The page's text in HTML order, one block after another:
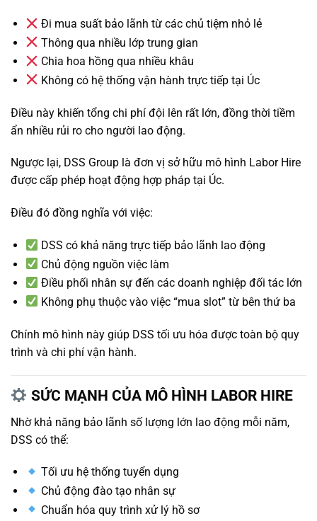
Đi mua suất bảo lãnh từ các chủ tiệm nhỏ lẻ
Thông qua nhiều lớp trung gian
Chia hoa hồng qua nhiều khâu
Không có hệ thống vận hành trực tiếp tại Úc
Điều này khiến tổng chi phí đội lên rất lớn, đồng thời tiềm
ẩn nhiều rủi ro cho người lao động.
Ngược lại, DSS Group là đơn vị sở hữu mô hình Labor Hire
được cấp phép hoạt động hợp pháp tại Úc.
Điều đó đồng nghĩa với việc:
DSS có khả năng trực tiếp bảo lãnh lao động
Chủ động nguồn việc làm
Điều phối nhân sự đến các doanh nghiệp đối tác lớn
Không phụ thuộc vào việc “mua slot” từ bên thứ ba
Chính mô hình này giúp DSS tối ưu hóa được toàn bộ quy
trình và chi phí vận hành.
SỨC MẠNH CỦA MÔ HÌNH LABOR HIRE
Nhờ khả năng bảo lãnh số lượng lớn lao động mỗi năm,
DSS có thể:
Tối ưu hệ thống tuyển dụng
Chủ động đào tạo nhân sự
Chuẩn hóa quy trình xử lý hồ sơ